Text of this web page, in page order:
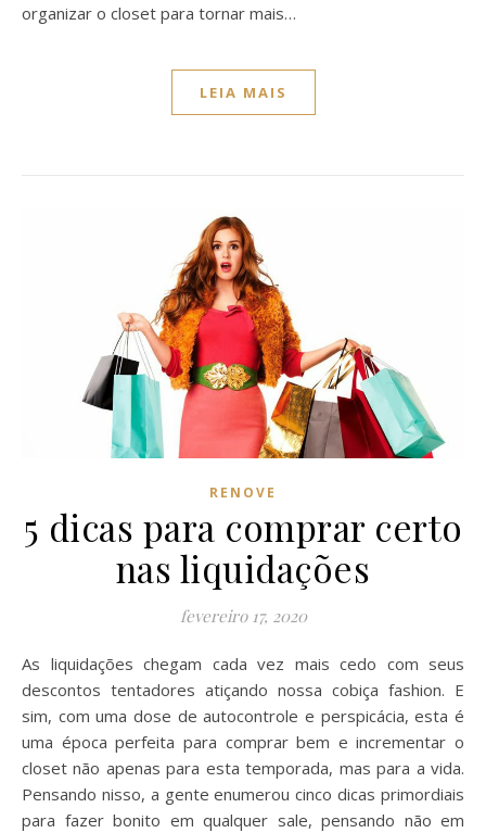
organizar o closet para tornar mais…
LEIA MAIS
RENOVE
5 dicas para comprar certo
nas liquidações
fevereiro 17, 2020
As liquidações chegam cada vez mais cedo com seus
descontos tentadores atiçando nossa cobiça fashion. E
sim, com uma dose de autocontrole e perspicácia, esta é
uma época perfeita para comprar bem e incrementar o
closet não apenas para esta temporada, mas para a vida.
Pensando nisso, a gente enumerou cinco dicas primordiais
para fazer bonito em qualquer sale, pensando não em